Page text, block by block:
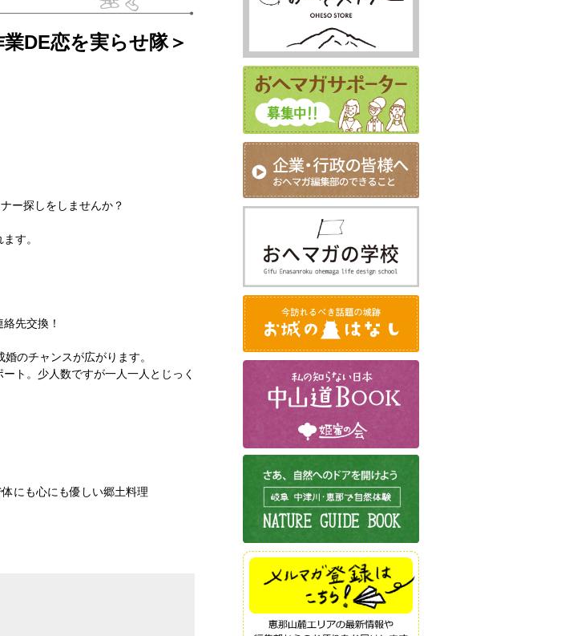
DE恋を実らせ隊＞
ー探しをしませんか？
す。
先交換！
のチャンスが広がります。
ト。少人数ですが一人一人とじっく
にも心にも優しい郷土料理